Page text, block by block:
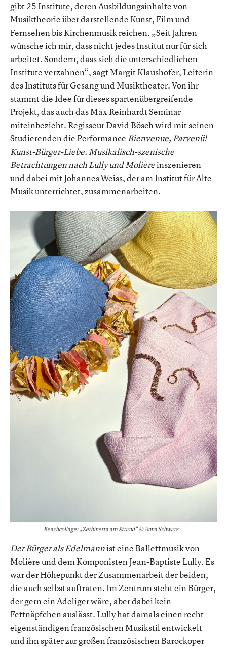
gibt 25 Institute, deren Ausbildungsinhalte von
Musiktheorie über darstellende Kunst, Film und
Fernsehen bis Kirchenmusik reichen. „Seit Jahren
wünsche ich mir, dass nicht jedes Institut nur für sich
arbeitet. Sondern, dass sich die unterschiedlichen
Institute verzahnen“, sagt Margit Klaushofer, Leiterin
des Instituts für Gesang und Musiktheater. Von ihr
stammt die Idee für dieses spartenübergreifende
Projekt, das auch das Max Reinhardt Seminar
miteinbezieht. Regisseur David Bösch wird mit seinen
Studierenden die Performance Bienvenue, Parvenü!
Kunst-Bürger-Liebe. Musikalisch-szenische
Betrachtungen nach Lully und Molièreinszenieren
und dabei mit Johannes Weiss, der am Institut für Alte
Musik unterrichtet, zusammenarbeiten.
Beachcollage: „Zerbinetta am Strand“ © Anna Schwarz
Der Bürger als Edelmannist eine Ballettmusik von
Molière und dem Komponisten Jean-Baptiste Lully. Es
war der Höhepunkt der Zusammenarbeit der beiden,
die auch selbst auftraten. Im Zentrum steht ein Bürger,
der gern ein Adeliger wäre, aber dabei kein
Fettnäpfchen auslässt. Lully hat damals einen recht
eigenständigen französischen Musikstil entwickelt
und ihn später zur großen französischen Barockoper